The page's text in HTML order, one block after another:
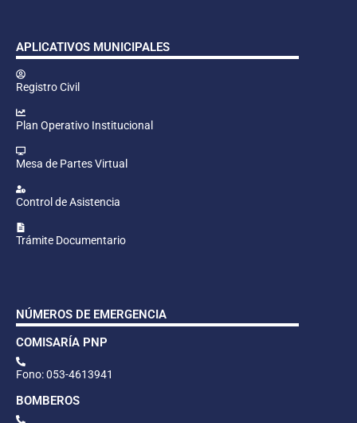
APLICATIVOS MUNICIPALES
Registro Civil
Plan Operativo Institucional
Mesa de Partes Virtual
Control de Asistencia
Trámite Documentario
NÚMEROS DE EMERGENCIA
COMISARÍA PNP
Fono: 053-4613941
BOMBEROS